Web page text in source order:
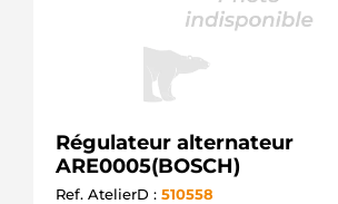
Régulateur alternateur
ARE0005(BOSCH)
Ref. AtelierD : 510558